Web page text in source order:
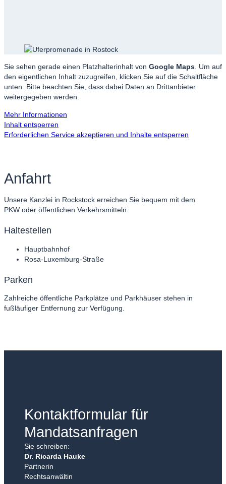
Sie sehen gerade einen Platzhalterinhalt von Google Maps. Um auf
den eigentlichen Inhalt zuzugreifen, klicken Sie auf die Schaltfläche
unten. Bitte beachten Sie, dass dabei Daten an Drittanbieter
weitergegeben werden.
Mehr Informationen
Inhalt entsperren
Erforderlichen Service akzeptieren und Inhalte entsperren
Anfahrt
Unsere Kanzlei in Rockstock erreichen Sie bequem mit dem
PKW oder öffentlichen Verkehrsmitteln.
Haltestellen
Hauptbahnhof
Rosa-Luxemburg-Straße
Parken
Zahlreiche öffentliche Parkplätze und Parkhäuser stehen in
fußläufiger Entfernung zur Verfügung.
Kontaktformular für
Mandatsanfragen
Sie schreiben:
Dr. Ricarda Hauke
Partnerin
Rechtsanwältin